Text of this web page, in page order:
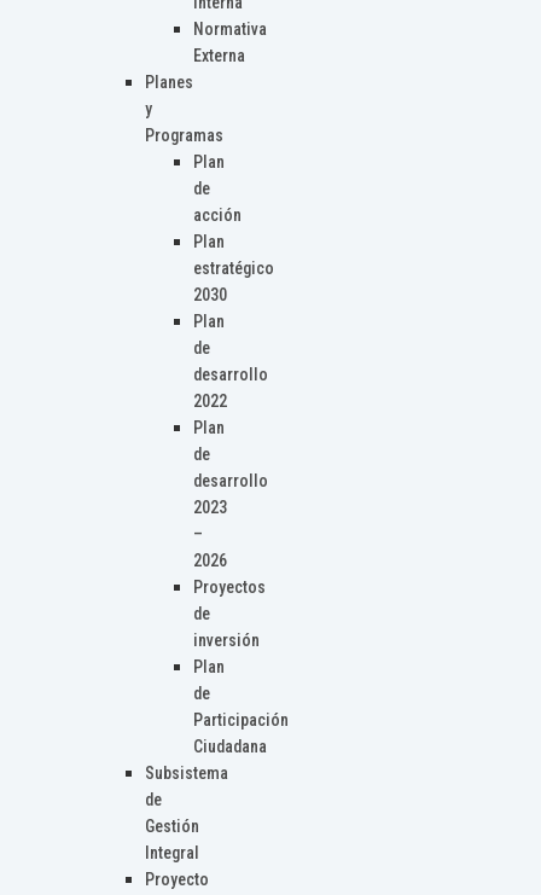
Normativa
Externa
Planes
y
Programas
Plan
de
acción
Plan
estratégico
2030
Plan
de
desarrollo
2022
Plan
de
desarrollo
2023
–
2026
Proyectos
de
inversión
Plan
de
Participación
Ciudadana
Subsistema
de
Gestión
Integral
Proyecto